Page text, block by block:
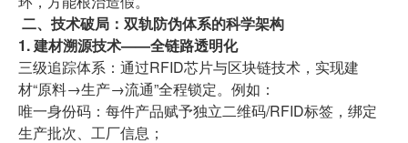
二、技术破局：双轨防伪体系的科学架构
1. 建材溯源技术——全链路透明化
三级追踪体系：通过RFID芯片与区块链技术，实现建
材“原料→生产→流通”全程锁定。例如：
唯一身份码：每件产品赋予独立二维码/RFID标签，绑定
生产批次、工厂信息；